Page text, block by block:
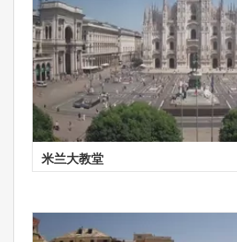
米兰大教堂